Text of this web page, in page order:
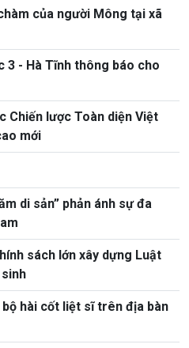
của người Mông tại xã
3 - Hà Tĩnh thông báo cho
Chiến lược Toàn diện Việt
mới
di sản” phản ánh sự đa
sách lớn xây dựng Luật
hài cốt liệt sĩ trên địa bàn